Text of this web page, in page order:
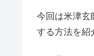
今回は米津玄
する方法を紹